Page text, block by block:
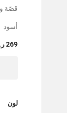
قصّة
أسود
269 ر.س
لون